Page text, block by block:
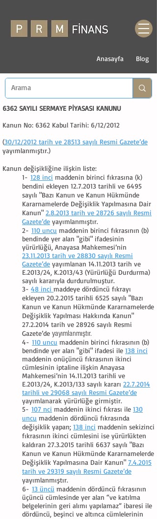
Anasayfa Blog
6362 SAYILI SERMAYE PİYASASI KANUNU
Kanun No: 6362 Kabul Tarihi: 6/12/2012
(30/12/2012 tarih ve 28513 sayılı Resmi Gazete’de
yayımlanmıştır.)
Kanun değişikliğine ilişkin liste:
1- 128 inci maddenin birinci fıkrasına (k)
bendini ekleyen 12.7.2013 tarihli ve 6495
sayılı "Bazı Kanun ve Kanun Hükmünde
Kararnamelerde Değişiklik Yapılmasına Dair
Kanun" 2.8.2013 tarih ve 28726 sayılı Resmi
Gazete’de yayımlanmıştır.
2- 110 uncu maddenin birinci fıkrasının (b)
bendinde yer alan "gibi" ifadesinin
yürürlüğü, Anayasa Mahkemesi’nin
23.11.2013 tarih ve 28830 sayılı Resmi
Gazete’de yayımlanan 14.11.2013 tarih ve
E.2013/24, K.2013/43 (Yürürlüğü Durdurma)
sayılı kararıyla durdurulmuştur.
3- 48 inci maddeye dördüncü fıkrayı
ekleyen 20.2.2015 tarihli 6525 sayılı "Bazı
Kanun ve Kanun Hükmünde Kararnamelerde
Değişiklik Yapılması Hakkında Kanun"
27.2.2014 tarih ve 28926 sayılı Resmi
Gazete’de yayımlanmıştır.
4- 110 uncu maddenin birinci fıkrasının (b)
bendinde yer alan "gibi" ifadesi ile 138 inci
maddenin onüçüncü fıkrasının ikinci
cümlesinin iptaline ilişkin Anayasa
Mahkemesi’nin 14.11.2013 tarihli ve
E.2013/24, K.2013/133 sayılı kararı 22.7.2014
tarihli ve 29068 sayılı Resmi Gazete’de
yayımlanarak yürürlüğe girmiştir.
5- 107 nci maddenin ikinci fıkrası ile 130
uncu maddenin dördüncü fıkrasında
değişiklik yapan; 138 inci maddenin sekizinci
fıkrasının ikinci cümlesini ise yürürlükten
kaldıran 27.3.2015 tarihli 6637 sayılı "Bazı
Kanun ve Kanun Hükmünde Kararnamelerde
Değişiklik Yapılmasına Dair Kanun" 7.4.2015
tarih ve 29319 sayılı Resmi Gazete’de
yayımlanmıştır.
6- 13 üncü maddenin dördüncü fıkrasının
üçüncü cümlesinde yer alan “ve katılma
belgelerinin geri alımı yapılamaz” ibaresi ile
dördüncü, beşinci ve altınca cümlelerinin